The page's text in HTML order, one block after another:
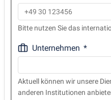
Bitte nutzen Sie das
Unternehmen
Aktuell können wir unsere
anderen Institutionen